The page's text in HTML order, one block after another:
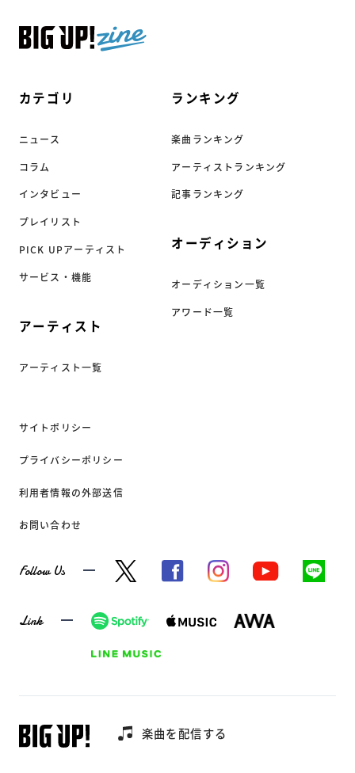
カテゴリ
ニュース
コラム
インタビュー
プレイリスト
PICK UPアーティスト
サービス・機能
アーティスト
アーティスト一覧
ランキング
楽曲ランキング
アーティストランキング
記事ランキング
オーディション
オーディション一覧
アワード一覧
サイトポリシー
プライバシーポリシー
利用者情報の外部送信
お問い合わせ
Follow Us
Link
楽曲を配信する